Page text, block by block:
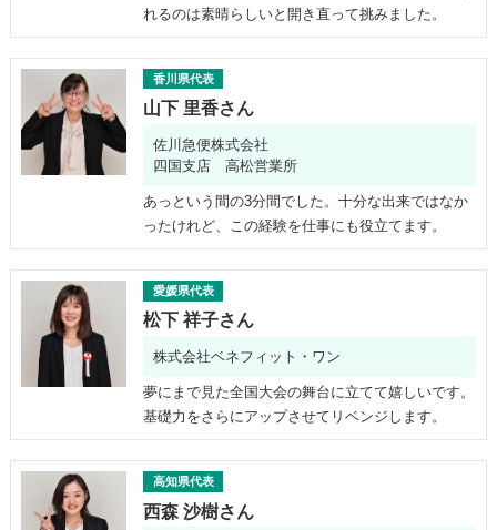
れるのは素晴らしいと開き直って挑みました。
香川県代表
山下 里香さん
佐川急便株式会社
四国支店 高松営業所
あっという間の3分間でした。十分な出来ではなか
ったけれど、この経験を仕事にも役立てます。
愛媛県代表
松下 祥子さん
株式会社ベネフィット・ワン
夢にまで見た全国大会の舞台に立てて嬉しいです。
基礎力をさらにアップさせてリベンジします。
高知県代表
西森 沙樹さん